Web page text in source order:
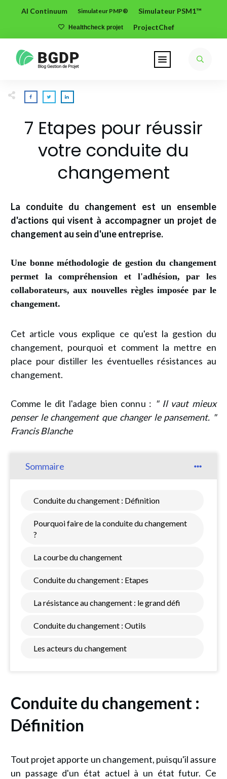
AI Continuum Simulateur PMP® Simulateur PSM1™
Healthcheck projet ProjectChef
7 Etapes pour réussir
votre conduite du
changement
La conduite du changement est un ensemble
d'actions qui visent à accompagner un projet de
changement au sein d'une entreprise.
Une bonne méthodologie de gestion du changement
permet la compréhension et l'adhésion, par les
collaborateurs, aux nouvelles règles imposée par le
changement.
Cet article vous explique ce qu'est la gestion du
changement, pourquoi et comment la mettre en
place pour distiller les éventuelles résistances au
changement.
Comme le dit l'adage bien connu : " Il vaut mieux
penser le changement que changer le pansement. "
Francis Blanche
Sommaire
Conduite du changement : Définition
Pourquoi faire de la conduite du changement
?
La courbe du changement
Conduite du changement : Etapes
La résistance au changement : le grand défi
Conduite du changement : Outils
Les acteurs du changement
Conduite du changement :
Définition
Tout projet apporte un changement, puisqu'il assure
un passage d'un état actuel à un état futur. Ce